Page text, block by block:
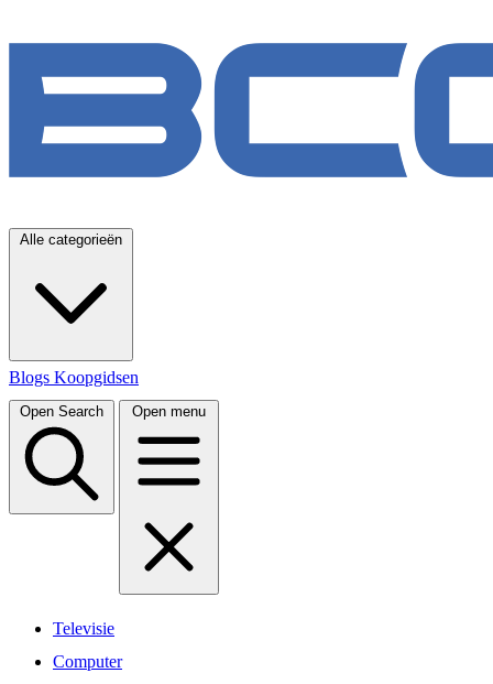
Alle categorieën
Blogs Koopgidsen
Open Search Open menu
Televisie
Computer